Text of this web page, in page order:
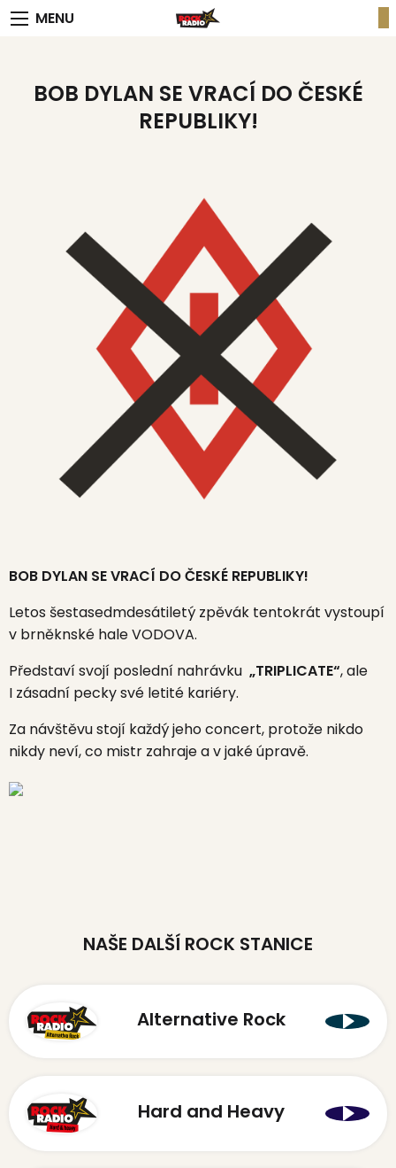
MENU
BOB DYLAN SE VRACÍ DO ČESKÉ
REPUBLIKY!
BOB DYLAN SE VRACÍ DO ČESKÉ REPUBLIKY!
Letos šestasedmdesátiletý zpěvák tentokrát vystoupí
v brněknské hale VODOVA.
Představí svojí poslední nahrávku „TRIPLICATE“, ale
I zásadní pecky své letité kariéry.
Za návštěvu stojí každý jeho concert, protože nikdo
nikdy neví, co mistr zahraje a v jaké úpravě.
NAŠE DALŠÍ ROCK STANICE
Alternative Rock
Hard and Heavy